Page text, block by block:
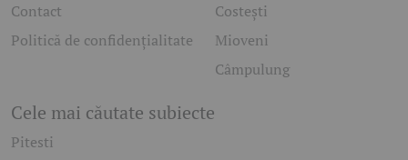
Contact
Politică de confidențialitate
Costești
Mioveni
Câmpulung
Cele mai căutate subiecte
Pitesti